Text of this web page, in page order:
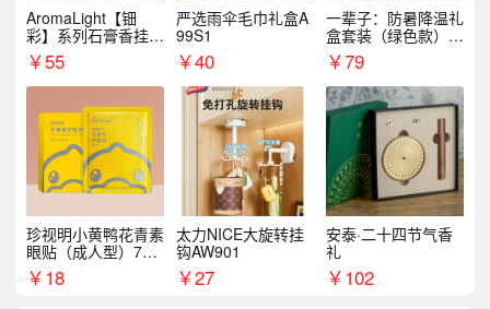
AromaLight【钿
彩】系列石膏香挂
（代发香味随机）
￥55
严选雨伞毛巾礼盒A
99S1
￥40
一辈子：防暑降温礼
盒套装（绿色款）支
持自由搭配
￥79
珍视明小黄鸭花青素
眼贴（成人型）7对/
盒
￥18
太力NICE大旋转挂
钩AW901
￥27
安泰·二十四节气香
礼
￥102